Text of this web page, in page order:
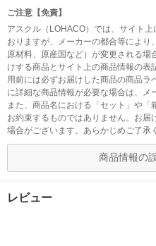
ご注意【免責】
アスクル（LOHACO）では、サイト
おりますが、メーカーの都合等により
原材料、原産国など）が変更される場
けする商品とサイト上の商品情報の表
用前には必ずお届けした商品の商品ラ
に詳細な商品情報が必要な場合は、メ
また、商品名における「セット」や
お約束するものではありません。お届
場合がございます。あらかじめご了承
商品情報の
レビュー